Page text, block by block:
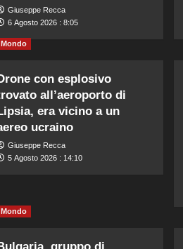
Giuseppe Recca
6 Agosto 2026 : 8:05
Mondo
con esplosivo
all’aeroporto di
era vicino a un
ucraino
Giuseppe Recca
5 Agosto 2026 : 14:10
Mondo